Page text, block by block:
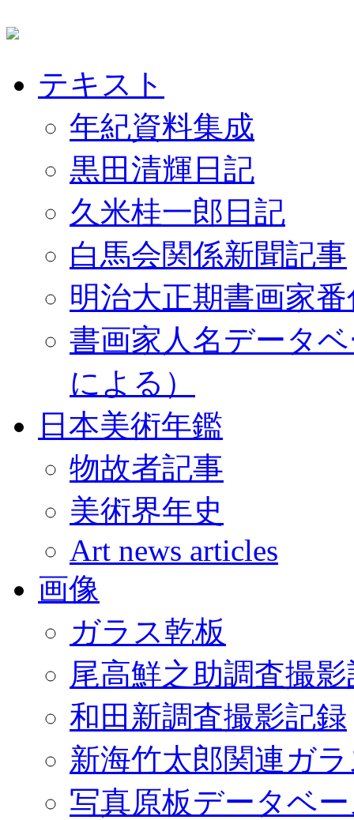
テキスト
年紀資料集成
黒田清輝日記
久米桂一郎日記
白馬会関係新聞記事
明治大正期書画家
書画家人名データ
による）
日本美術年鑑
物故者記事
美術界年史
Art news articles
画像
ガラス乾板
尾高鮮之助調査撮
和田新調査撮影記録
新海竹太郎関連ガ
写真原板データベ